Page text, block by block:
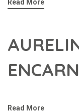
Read More
Read More